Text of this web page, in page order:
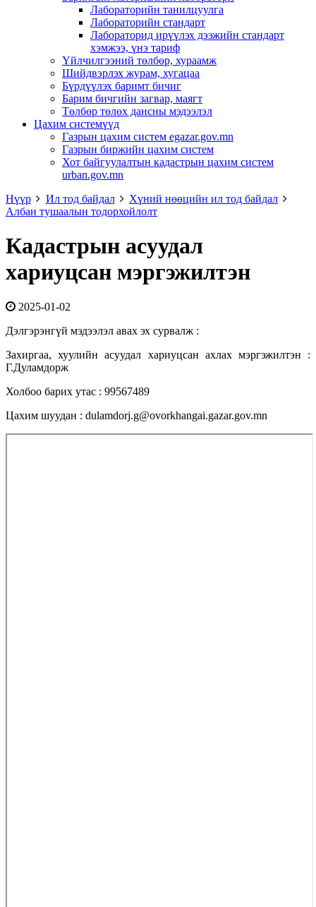
Лабораторийн танилцуулга
Лабораторийн стандарт
Лабораторид ирүүлэх дээжийн стандарт
хэмжээ, үнэ тариф
Үйлчилгээний төлбөр, хураамж
Шийдвэрлэх журам, хугацаа
Бүрдүүлэх баримт бичиг
Барим бичгийн загвар, маягт
Төлбөр төлөх дансны мэдээлэл
Цахим системүүд
Газрын цахим систем egazar.gov.mn
Газрын биржийн цахим систем
Хот байгуулалтын кадастрын цахим систем
urban.gov.mn
Нүүр
Ил тод байдал
Хүний нөөцийн ил тод байдал
Албан тушаалын тодорхойлолт
Кадастрын асуудал
хариуцсан мэргэжилтэн
2025-01-02
Дэлгэрэнгүй мэдээлэл авах эх сурвалж :
Захиргаа, хуулийн асуудал хариуцсан ахлах мэргэжилтэн :
Г.Дуламдорж
Холбоо барих утас : 99567489
Цахим шуудан : dulamdorj.g@ovorkhangai.gazar.gov.mn